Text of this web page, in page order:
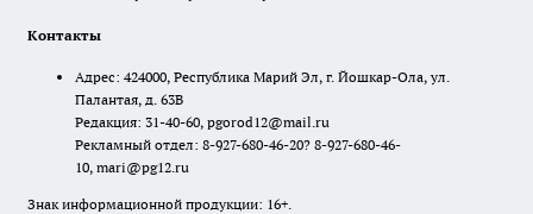
Контакты
Адрес: 424000, Республика Марий Эл, г. Йошкар-Ола, ул.
Палантая, д. 63В
Редакция: 31-40-60, pgorod12@mail.ru
Рекламный отдел: 8-927-680-46-20? 8-927-680-46-
10, mari@pg12.ru
Знак информационной продукции: 16+.